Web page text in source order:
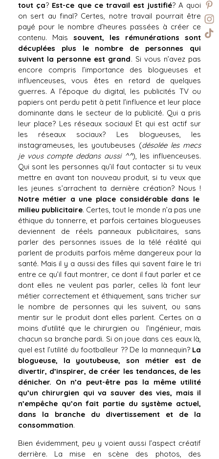
tout ça? Est-ce que ce travail est justifié? A quoi
on sert au final? Certes, notre travail pourrait être
payé pour le nombre d’heures passées à créer ce
contenu. Mais souvent, les rémunérations sont
décuplées plus le nombre de personnes qui
suivent la personne est grand. Si vous n’avez pas
encore compris l’importance des blogueuses et
influenceuses, vous êtes en retard de quelques
guerres. A l’époque du digital, les publicités TV ou
papiers ont perdu petit à petit l’influence et leur place
dominante dans le secteur de la publicité. Qui a pris
leur place? Les réseaux sociaux! Et qui est actif sur
les réseaux sociaux? Les blogueuses, les
instagrameuses, les youtubeuses (désolée les mecs
je vous compte dedans aussi ^^), les influenceuses.
Qui sont les personnes qu’il faut contacter si tu veux
mettre en avant ton nouveau produit, si tu veux que
les jeunes s’arrachent ta dernière création? Nous !
Notre métier a une place considérable dans le
milieu publicitaire. Certes, tout le monde n’a pas une
éthique du tonnerre, et parfois certaines blogueuses
deviennent de réels panneaux publicitaires, sans
parler des personnes issues de la télé réalité qui
parlent de produits parfois même dangereux pour la
santé. Mais il y a aussi des filles qui savent faire le tri
entre ce qu’il faut montrer, ce dont il faut parler et ce
dont elles ne veulent pas parler, celles là font leur
métier correctement et éthiquement, sans tricher sur
le nombre de personnes qui les suivent, ou sans
mentir sur le produit dont elles parlent. Certes on a
moins d’utilité que le chirurgien ou l’ingénieur, mais
chacun sa branche pardi. Si on joue dans ces eaux là,
quel est l’utilité du footballeur ?? De la mannequin? La
blogueuse, la youtubeuse, son métier est de
divertir, d’inspirer, de créer les tendances, de les
dénicher. On n’a peut-être pas la même utilité
qu’un chirurgien qui va sauver des vies, mais il
n’empêche qu’on fait partie du système actuel,
dans la branche du divertissement et de la
consommation.
Bien évidemment, peu y voient aussi l’aspect créatif
derrière. La mise en scène des photos, des